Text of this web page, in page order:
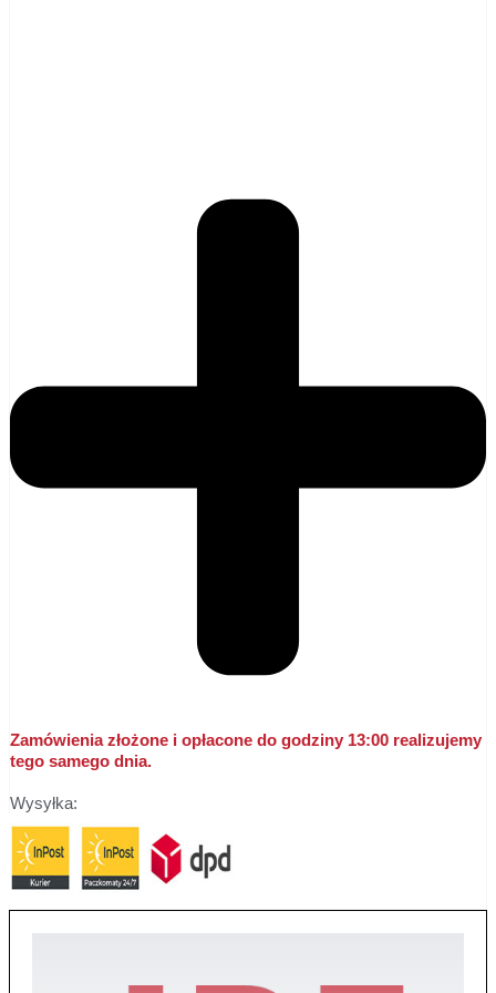
Zamówienia złożone i opłacone do godziny 13:00 realizujemy
tego samego dnia.
Wysyłka: